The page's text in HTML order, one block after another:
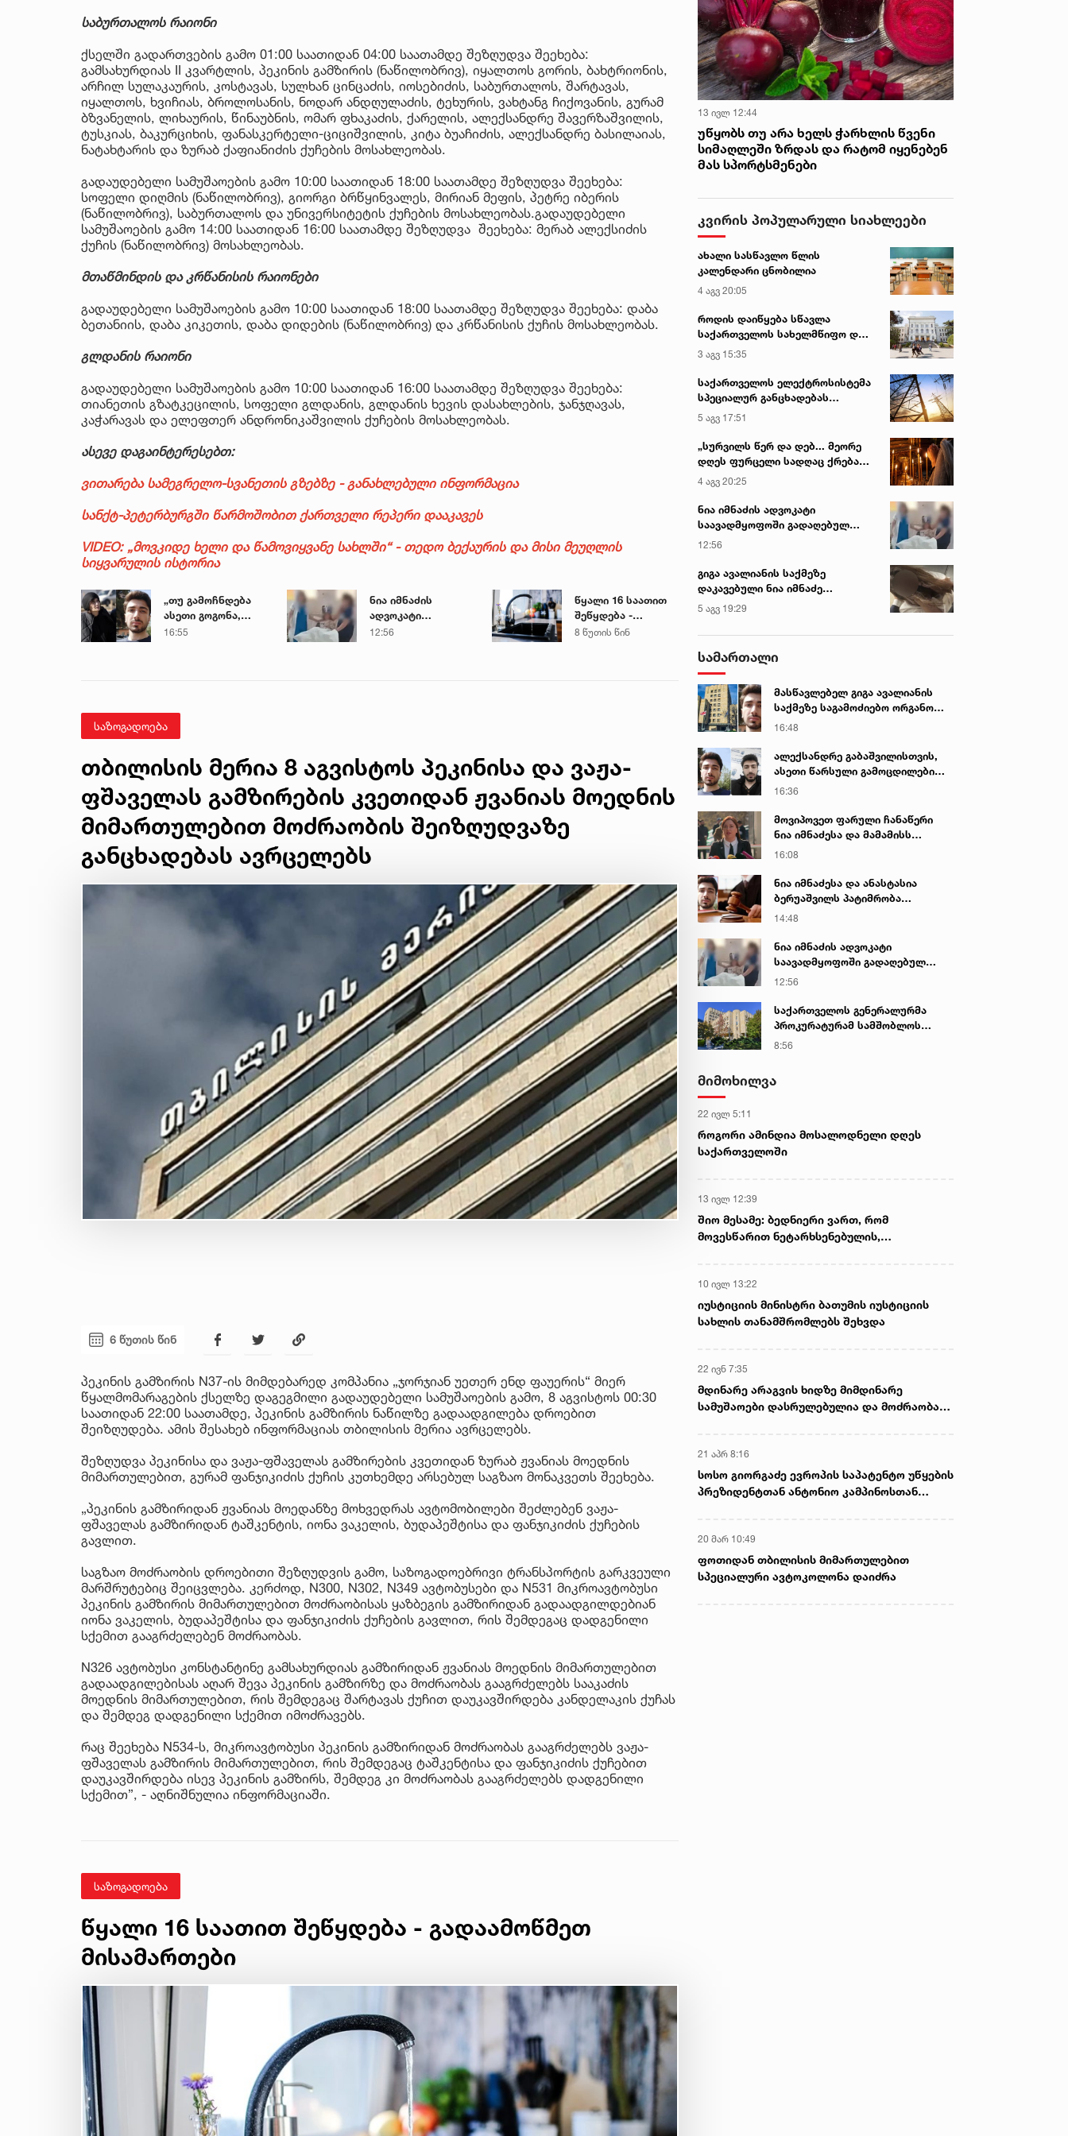
საბურთალოს რაიონი
ქსელში გადართვების გამო 01:00 საათიდან 04:00 საათამდე შეზღუდვა შეეხება:
გამსახურდიას II კვარტლის, პეკინის გამზირის (ნაწილობრივ), იყალთოს გორის, ბახტრიონის,
არჩილ სულაკაურის, კოსტავას, სულხან ცინცაძის, იოსებიძის, საბურთალოს, შარტავას,
იყალთოს, ხვიჩიას, ბროლოსანის, ნოდარ ანდღულაძის, ტეხურის, ვახტანგ ჩიქოვანის, გურამ
ბზვანელის, ლიხაურის, წინაუბნის, ომარ ფხაკაძის, ქარელის, ალექსანდრე შავერზაშვილის,
ტუსკიას, ბაკურციხის, ფანასკერტელი-ციციშვილის, კიტა ბუაჩიძის, ალექსანდრე ბასილაიას,
ნატახტარის და ზურაბ ქაფიანიძის ქუჩების მოსახლეობას.
გადაუდებელი სამუშაოების გამო 10:00 საათიდან 18:00 საათამდე შეზღუდვა შეეხება:
სოფელი დიღმის (ნაწილობრივ), გიორგი ბრწყინვალეს, მირიან მეფის, პეტრე იბერის
(ნაწილობრივ), საბურთალოს და უნივერსიტეტის ქუჩების მოსახლეობას.გადაუდებელი
სამუშაოების გამო 14:00 საათიდან 16:00 საათამდე შეზღუდვა შეეხება: მერაბ ალექსიძის
ქუჩის (ნაწილობრივ) მოსახლეობას.
მთაწმინდის და კრწანისის რაიონები
გადაუდებელი სამუშაოების გამო 10:00 საათიდან 18:00 საათამდე შეზღუდვა შეეხება: დაბა
ბეთანიის, დაბა კიკეთის, დაბა დიდების (ნაწილობრივ) და კრწანისის ქუჩის მოსახლეობას.
გლდანის რაიონი
გადაუდებელი სამუშაოების გამო 10:00 საათიდან 16:00 საათამდე შეზღუდვა შეეხება:
თიანეთის გზატკეცილის, სოფელი გლდანის, გლდანის ხევის დასახლების, ჯანჯღავას,
კაჭარავას და ელეფთერ ანდრონიკაშვილის ქუჩების მოსახლეობას.
ასევე დაგაინტერესებთ:
ვითარება სამეგრელო-სვანეთის გზებზე - განახლებული ინფორმაცია
სანქტ-პეტერბურგში წარმოშობით ქართველი რეპერი დააკავეს
VIDEO: „მოვკიდე ხელი და წამოვიყვანე სახლში“ - თედო ბექაურის და მისი მეუღლის
სიყვარულის ისტორია
„თუ გამოჩნდება
ასეთი გოგონა,
ოფიციალურად,
16:55
ნია იმნაძის
ადვოკატი
საავადმყოფოში
12:56
წყალი 16 საათით
შეწყდება -
გადაამოწმეთ
8 წუთის წინ
საზოგადოება
თბილისის მერია 8 აგვისტოს პეკინისა და ვაჟა-
ფშაველას გამზირების კვეთიდან ჟვანიას მოედნის
მიმართულებით მოძრაობის შეიზღუდვაზე
განცხადებას ავრცელებს
6 წუთის წინ
პეკინის გამზირის N37-ის მიმდებარედ კომპანია „ჯორჯიან უეთერ ენდ ფაუერის“ მიერ
წყალმომარაგების ქსელზე დაგეგმილი გადაუდებელი სამუშაოების გამო, 8 აგვისტოს 00:30
საათიდან 22:00 საათამდე, პეკინის გამზირის ნაწილზე გადაადგილება დროებით
შეიზღუდება. ამის შესახებ ინფორმაციას თბილისის მერია ავრცელებს.
შეზღუდვა პეკინისა და ვაჟა-ფშაველას გამზირების კვეთიდან ზურაბ ჟვანიას მოედნის
მიმართულებით, გურამ ფანჯიკიძის ქუჩის კუთხემდე არსებულ საგზაო მონაკვეთს შეეხება.
„პეკინის გამზირიდან ჟვანიას მოედანზე მოხვედრას ავტომობილები შეძლებენ ვაჟა-
ფშაველას გამზირიდან ტაშკენტის, იონა ვაკელის, ბუდაპეშტისა და ფანჯიკიძის ქუჩების
გავლით.
საგზაო მოძრაობის დროებითი შეზღუდვის გამო, საზოგადოებრივი ტრანსპორტის გარკვეული
მარშრუტებიც შეიცვლება. კერძოდ, N300, N302, N349 ავტობუსები და N531 მიკროავტობუსი
პეკინის გამზირის მიმართულებით მოძრაობისას ყაზბეგის გამზირიდან გადაადგილდებიან
იონა ვაკელის, ბუდაპეშტისა და ფანჯიკიძის ქუჩების გავლით, რის შემდეგაც დადგენილი
სქემით გააგრძელებენ მოძრაობას.
N326 ავტობუსი კონსტანტინე გამსახურდიას გამზირიდან ჟვანიას მოედნის მიმართულებით
გადაადგილებისას აღარ შევა პეკინის გამზირზე და მოძრაობას გააგრძელებს სააკაძის
მოედნის მიმართულებით, რის შემდეგაც შარტავას ქუჩით დაუკავშირდება კანდელაკის ქუჩას
და შემდეგ დადგენილი სქემით იმოძრავებს.
რაც შეეხება N534-ს, მიკროავტობუსი პეკინის გამზირიდან მოძრაობას გააგრძელებს ვაჟა-
ფშაველას გამზირის მიმართულებით, რის შემდეგაც ტაშკენტისა და ფანჯიკიძის ქუჩებით
დაუკავშირდება ისევ პეკინის გამზირს, შემდეგ კი მოძრაობას გააგრძელებს დადგენილი
სქემით”, - აღნიშნულია ინფორმაციაში.
საზოგადოება
წყალი 16 საათით შეწყდება - გადაამოწმეთ
მისამართები
უნახავს
13 ივლ 12:44
უწყობს თუ არა ხელს ჭარხლის წვენი
სიმაღლეში ზრდას და რატომ იყენებენ
მას სპორტსმენები
კვირის პოპულარული სიახლეები
ახალი სასწავლო წლის
კალენდარი ცნობილია
4 აგვ 20:05
როდის დაიწყება სწავლა
საქართველოს სახელმწიფო და
კერძო უნივერსიტეტებში
3 აგვ 15:35
საქართველოს ელექტროსისტემა
სპეციალურ განცხადებას
ავრცელებს
5 აგვ 17:51
„სურვილს წერ და დებ... მეორე
დღეს ფურცელი სადღაც ქრება
და სურვილი სრულდება...“ -
სასწაულმოქმედი ტაძარი შიდა
ქართლში
4 აგვ 20:25
ნია იმნაძის ადვოკატი
საავადმყოფოში გადაღებულ
კადრებს ავრცელებს
12:56
გიგა ავალიანის საქმეზე
დაკავებული ნია იმნაძე
კლინიკაში გადაჰყავთ
5 აგვ 19:29
სამართალი
მასწავლებელ გიგა ავალიანის
საქმეზე საგამოძიებო ორგანო
დაკავებულ არასრულწლოვნებს -
ბერუაშვილს 30 დღის
განმავლობაში ფარულად
16:48
ალექსანდრე გაბაშვილისთვის,
ასეთი წარსული გამოცდილების
ადამიანისთვის ინფორმაციის
სექსუალურად ავიწროებდა,
ფაქტობრივად, წაქეზება იყო -
16:36
მოვიპოვეთ ფარული ჩანაწერი
ნია იმნაძესა და მამამისს
შორის, განიხილავდნენ, როგორ
- ნიას მამა ამბობს, რომ
არასწორად მოიქცა, თუმცა
ვერ მოიქცეოდა, თანამედროვე
ეპოქაში სხვანაირად ხდება -
პროკურორი
16:08
ნია იმნაძესა და ანასტასია
ბერუაშვილს პატიმრობა
შეეფარდათ
14:48
ნია იმნაძის ადვოკატი
საავადმყოფოში გადაღებულ
კადრებს ავრცელებს
12:56
საქართველოს გენერალურმა
პროკურატურამ სამშობლოს
ღალატის და საბოტაჟის ფაქტზე
8:56
მიმოხილვა
22 ივლ 5:11
როგორი ამინდია მოსალოდნელი დღეს
საქართველოში
13 ივლ 12:39
შიო მესამე: ბედნიერი ვართ, რომ
მოვესწარით ნეტარხსენებულის,
10 ივლ 13:22
იუსტიციის მინისტრი ბათუმის იუსტიციის
სახლის თანამშრომლებს შეხვდა
22 ივნ 7:35
მდინარე არაგვის ხიდზე მიმდინარე
სამუშაოები დასრულებულია და მოძრაობა
21 აპრ 8:16
სოსო გიორგაძე ევროპის საპატენტო უწყების
პრეზიდენტთან ანტონიო კამპინოსთან
20 მარ 10:49
ფოთიდან თბილისის მიმართულებით
სპეციალური ავტოკოლონა დაიძრა